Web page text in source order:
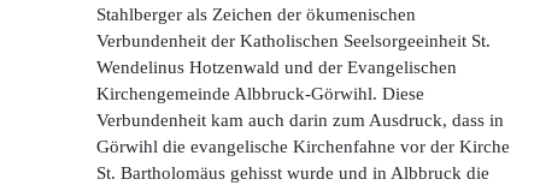
Stahlberger als Zeichen der ökumenischen
Verbundenheit der Katholischen Seelsorgeeinheit St.
Wendelinus Hotzenwald und der Evangelischen
Kirchengemeinde Albbruck-Görwihl. Diese
Verbundenheit kam auch darin zum Ausdruck, dass in
Görwihl die evangelische Kirchenfahne vor der Kirche
St. Bartholomäus gehisst wurde und in Albbruck die